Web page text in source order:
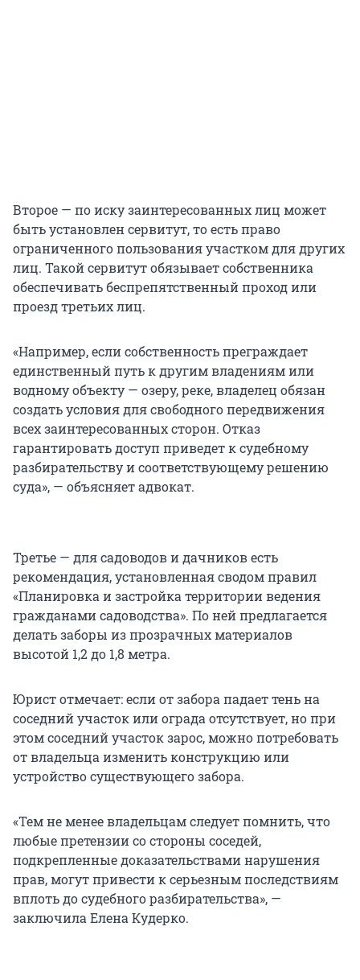
Второе — по иску заинтересованных лиц может
быть установлен сервитут, то есть право
ограниченного пользования участком для других
лиц. Такой сервитут обязывает собственника
обеспечивать беспрепятственный проход или
проезд третьих лиц.
«Например, если собственность преграждает
единственный путь к другим владениям или
водному объекту — озеру, реке, владелец обязан
создать условия для свободного передвижения
всех заинтересованных сторон. Отказ
гарантировать доступ приведет к судебному
разбирательству и соответствующему решению
суда», — объясняет адвокат.
Третье — для садоводов и дачников есть
рекомендация, установленная сводом правил
«Планировка и застройка территории ведения
гражданами садоводства». По ней предлагается
делать заборы из прозрачных материалов
высотой 1,2 до 1,8 метра.
Юрист отмечает: если от забора падает тень на
соседний участок или ограда отсутствует, но при
этом соседний участок зарос, можно потребовать
от владельца изменить конструкцию или
устройство существующего забора.
«Тем не менее владельцам следует помнить, что
любые претензии со стороны соседей,
подкрепленные доказательствами нарушения
прав, могут привести к серьезным последствиям
вплоть до судебного разбирательства», —
заключила Елена Кудерко.